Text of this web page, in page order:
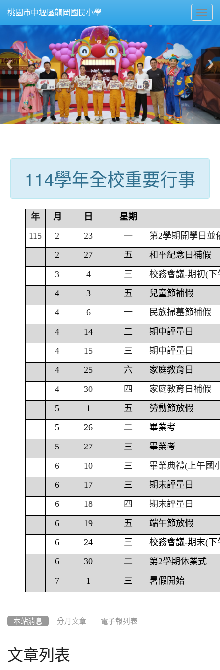
桃園市中壢區龍岡國民小學
114學年全校重要行事
年 月 日
星期
115
2 23 一
第2學期開學日並
2
27 五
和平紀念日補假
3
4 三
校務會議-期初(下
4
3 五
兒童節補假
4
6 一
民族掃墓節補假
4
14 二
期中評量日
4
15 三
期中評量日
4
25 六
家庭教育日
4
30 四
家庭教育日補假
5
1 五
勞動節放假
5
26 二
畢業考
5
27 三
畢業考
6
10 三
畢業典禮(上午國
6
17 三
期末評量日
6
18 四
期末評量日
6
19 五
端午節放假
6
24 三
校務會議-期末(下
6
30 二
第2學期休業式
7
1 三 暑假開始
本站消息 分月文章 電子報列表
文章列表